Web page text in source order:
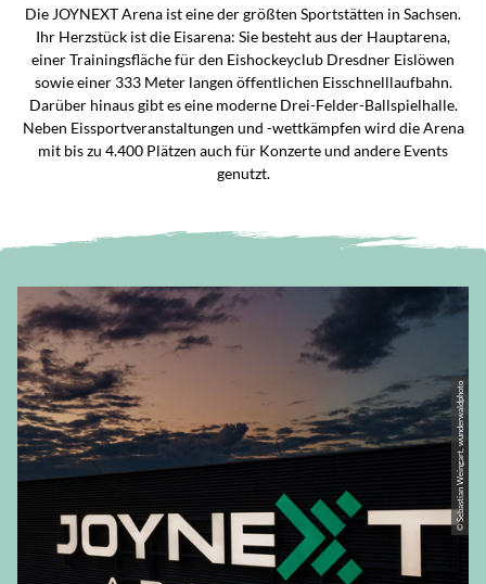
Die JOYNEXT Arena ist eine der größten Sportstätten in Sachsen.
Ihr Herzstück ist die Eisarena: Sie besteht aus der Hauptarena,
einer Trainingsfläche für den Eishockeyclub Dresdner Eislöwen
sowie einer 333 Meter langen öffentlichen Eisschnelllaufbahn.
Darüber hinaus gibt es eine moderne Drei-Felder-Ballspielhalle.
Neben Eissportveranstaltungen und -wettkämpfen wird die Arena
mit bis zu 4.400 Plätzen auch für Konzerte und andere Events
genutzt.
© Sebastian Weingart, wunderwaldphoto